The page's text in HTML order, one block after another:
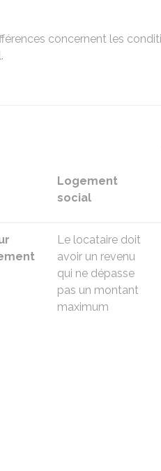
concernent les
Logement
social
Le locataire doit
avoir un revenu
qui ne dépasse
pas un montant
maximum